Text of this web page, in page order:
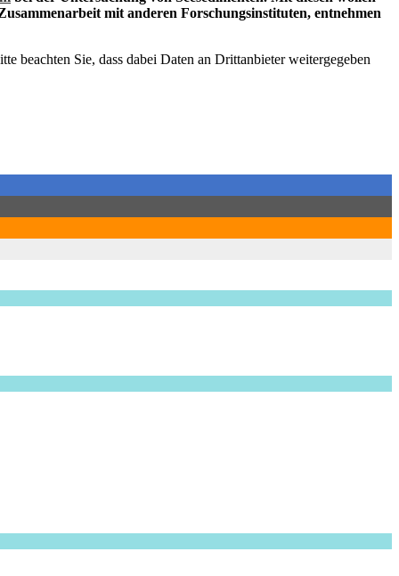
mit anderen Forschungsinstituten, entnehmen
beachten Sie, dass dabei Daten an Drittanbieter weitergegeben